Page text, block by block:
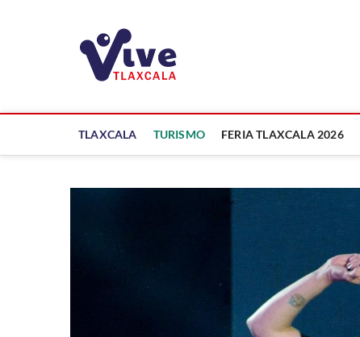
TLAXCALA TURISMO FERIA TLAXCALA 2026